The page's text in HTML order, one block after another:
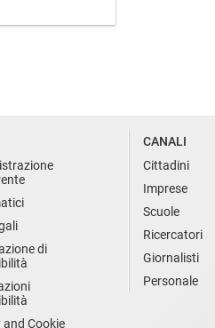
di
and Cookie
CANALI
Cittadini
Imprese
Scuole
Ricercatori
Giornalisti
Personale